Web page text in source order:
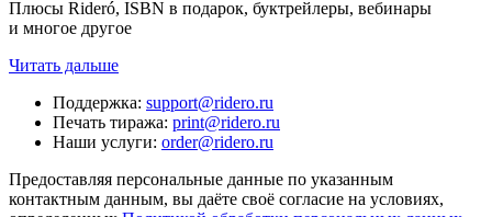
Плюсы Rideró, ISBN в подарок, буктрейлеры, вебинары
и многое другое
Читать дальше
Поддержка: support@ridero.ru
Печать тиража: print@ridero.ru
Наши услуги: order@ridero.ru
Предоставляя персональные данные по указанным
контактным данным, вы даёте своё согласие на условиях,